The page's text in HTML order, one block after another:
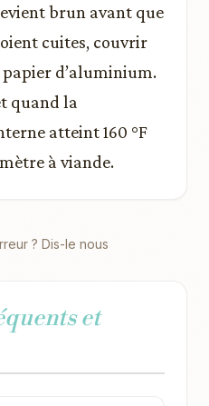
brun avant que
cuites, couvrir
d’aluminium.
quand la
atteint 160 °F
à viande.
? Dis-le nous
et